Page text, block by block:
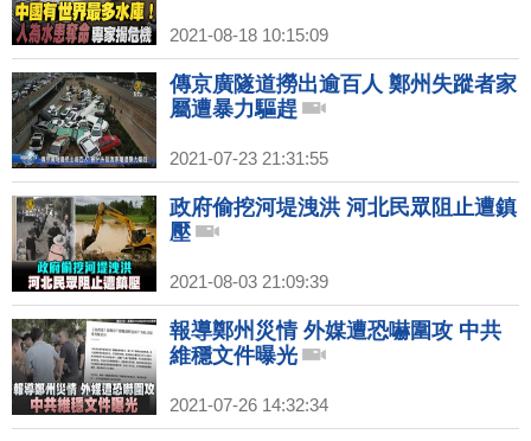
2021-08-18 10:15:09
傳京廣隧道撈出逾百人 鄭州失蹤者家
屬遭暴力驅趕
2021-07-23 21:31:55
政府偷挖河堤洩洪 河北民眾阻止遭鎮
壓
2021-08-03 21:09:39
報導鄭州災情 外媒遭恐嚇圍攻 中共
維穩文件曝光
2021-07-26 14:32:34